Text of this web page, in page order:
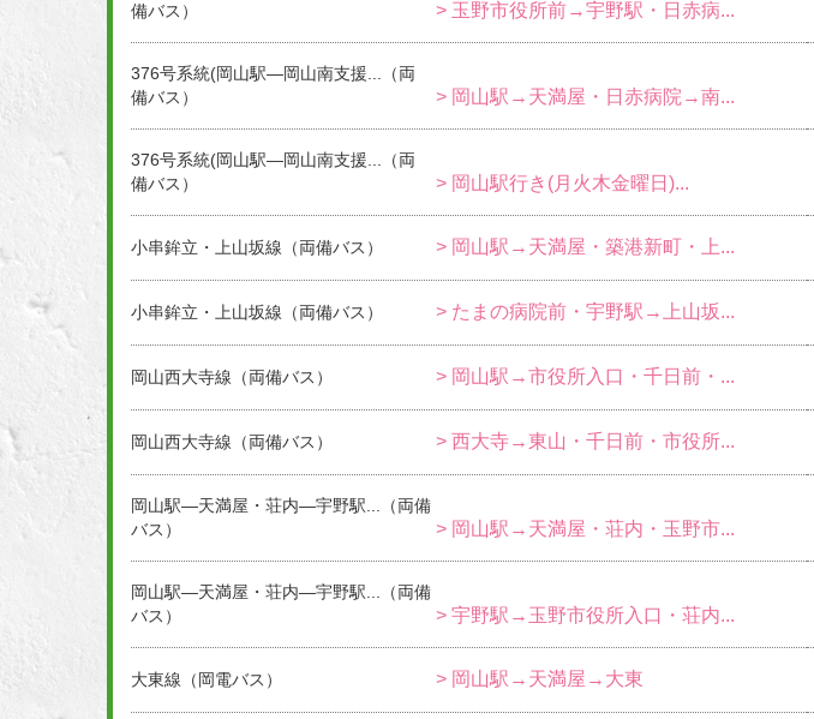
備バス）
> 玉野市役所前→宇野駅・日赤病...
376号系統(岡山駅―岡山南支援...（両
備バス）
> 岡山駅→天満屋・日赤病院→南...
376号系統(岡山駅―岡山南支援...（両
備バス）
> 岡山駅行き(月火木金曜日)...
小串鉾立・上山坂線（両備バス） > 岡山駅→天満屋・築港新町・上...
小串鉾立・上山坂線（両備バス） > たまの病院前・宇野駅→上山坂...
岡山西大寺線（両備バス） > 岡山駅→市役所入口・千日前・...
岡山西大寺線（両備バス） > 西大寺→東山・千日前・市役所...
岡山駅―天満屋・荘内―宇野駅...（両備
バス）
> 岡山駅→天満屋・荘内・玉野市...
岡山駅―天満屋・荘内―宇野駅...（両備
バス）
> 宇野駅→玉野市役所入口・荘内...
大東線（岡電バス） > 岡山駅→天満屋→大東